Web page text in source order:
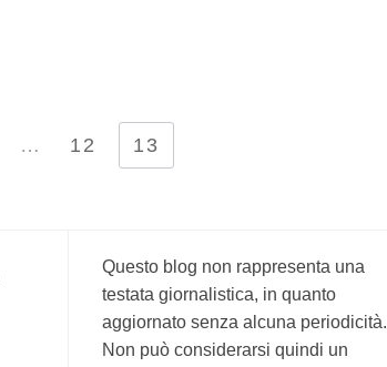
… 12 13
Questo blog non rappresenta una
testata giornalistica, in quanto
aggiornato senza alcuna periodicità.
Non può considerarsi quindi un